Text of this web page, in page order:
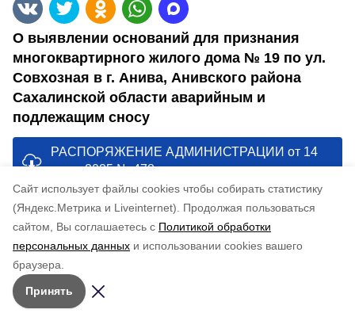
Cайт использует файлы cookies чтобы собирать статистику
(Яндекс.Метрика и Liveinternet).
Продолжая пользоваться
сайтом, Вы соглашаетесь с Политикой обработки
персональных данных и использовании cookies вашего
браузера.
Принять
О выявлении оснований для признания
многоквартирного жилого дома № 19 по ул.
Совхозная в г. Анива, Анивского района
Сахалинской области аварийным и
подлежащим сносу
РАСПОРЯЖЕНИЕ АДМИНИСТРАЦИИ от 14
июля 2025 № 478-ра
Понравилась статья?
по оценке3 пользователей
5 4 3 2